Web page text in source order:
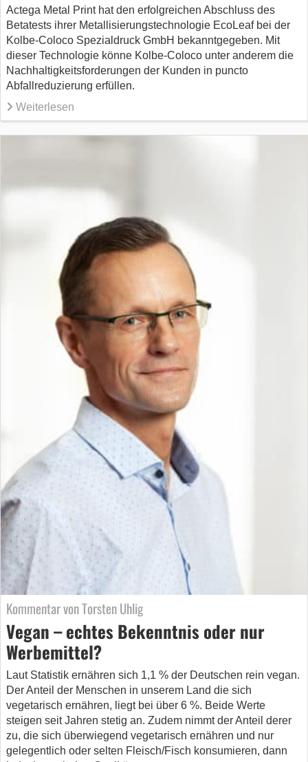
Actega Metal Print hat den erfolgreichen Abschluss des
Betatests ihrer Metallisierungstechnologie EcoLeaf bei der
Kolbe-Coloco Spezialdruck GmbH bekanntgegeben. Mit
dieser Technologie könne Kolbe-Coloco unter anderem die
Nachhaltigkeitsforderungen der Kunden in puncto
Abfallreduzierung erfüllen.
Weiterlesen
Kommentar von Torsten Uhlig
Vegan – echtes Bekenntnis oder nur
Werbemittel?
Laut Statistik ernähren sich 1,1 % der Deutschen rein vegan.
Der Anteil der Menschen in unserem Land die sich
vegetarisch ernähren, liegt bei über 6 %. Beide Werte
steigen seit Jahren stetig an. Zudem nimmt der Anteil derer
zu, die sich überwiegend vegetarisch ernähren und nur
gelegentlich oder selten Fleisch/Fisch konsumieren, dann